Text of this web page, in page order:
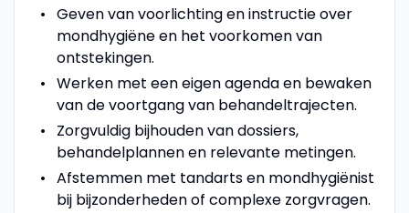
Geven van voorlichting en instructie over
mondhygiëne en het voorkomen van
ontstekingen.
Werken met een eigen agenda en bewaken
van de voortgang van behandeltrajecten.
Zorgvuldig bijhouden van dossiers,
behandelplannen en relevante metingen.
Afstemmen met tandarts en mondhygiënist
bij bijzonderheden of complexe zorgvragen.